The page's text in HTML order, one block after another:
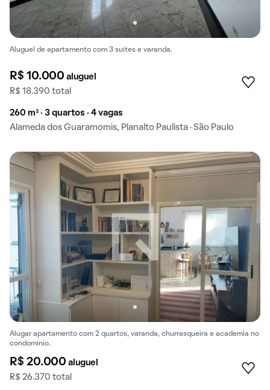
Aluguel de apartamento com 3 suítes e varanda.
R$ 10.000aluguel
R$ 18.390 total
260 m² · 3 quartos · 4 vagas
Alameda dos Guaramomis, Planalto Paulista · São Paulo
Alugar apartamento com 2 quartos, varanda, churrasqueira e academia no
condomínio.
R$ 20.000aluguel
R$ 26.370 total